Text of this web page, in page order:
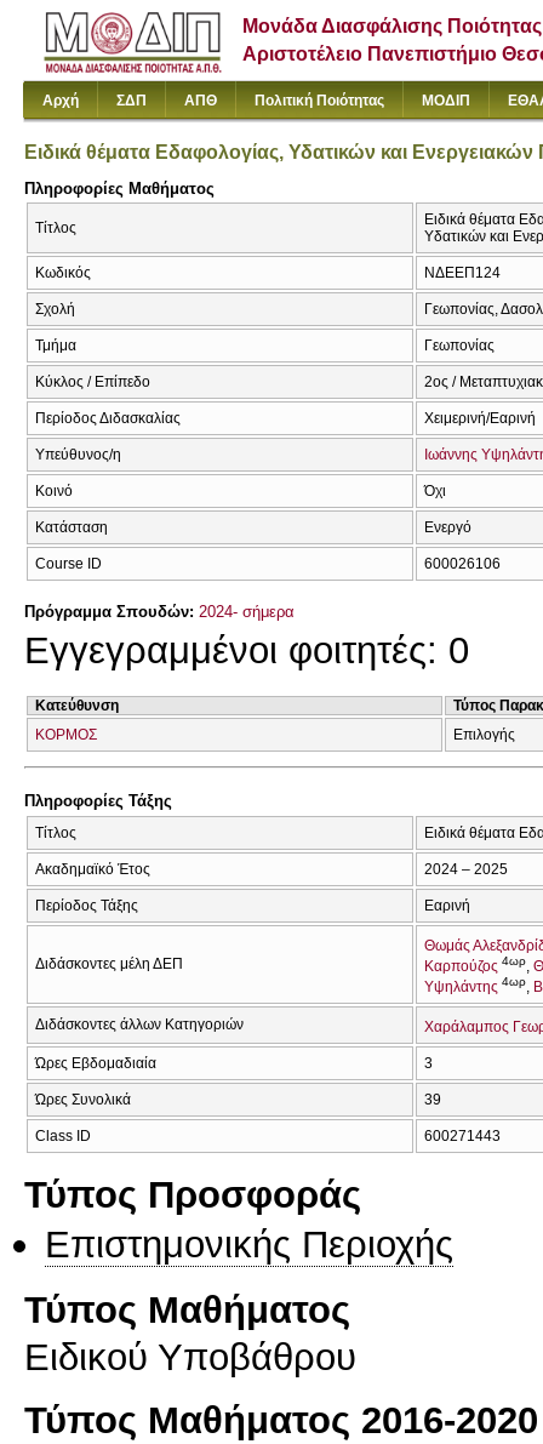
Μονάδα Διασφάλισης Ποιότητας
Αριστοτέλειο Πανεπιστήμιο
Αρχή ΣΔΠ ΑΠΘ Πολιτική Ποιότητας ΜΟΔΙΠ
Ειδικά θέματα Εδαφολογίας, Υδατικών και
Πληροφορίες Μαθήματος
Τίτλος
Ειδικά θέματα
Υδατικών και
Κωδικός ΝΔΕΕΠ124
Σχολή Γεωπονίας,
Τμήμα Γεωπονίας
Κύκλος / Επίπεδο 2ος /
Περίοδος Διδασκαλίας Χειμερινή/Εαρινή
Υπεύθυνος/η Ιωάννης
Κοινό Όχι
Κατάσταση Ενεργό
Course ID 600026106
Πρόγραμμα Σπουδών: 2024- σήμερα
Εγγεγραμμένοι φοιτητές: 0
Κατεύθυνση
Τύπος
ΚΟΡΜΟΣ
Επιλογής
Πληροφορίες Τάξης
Τίτλος Ειδικά θέματα
Ακαδημαϊκό Έτος 2024 – 2025
Περίοδος Τάξης Εαρινή
Διδάσκοντες μέλη ΔΕΠ
Θωμάς
Καρπούζος 4ωρ
Υψηλάντης 4ωρ
Διδάσκοντες άλλων Κατηγοριών Χαράλαμπος
Ώρες Εβδομαδιαία 3
Ώρες Συνολικά 39
Class ID 600271443
Τύπος Προσφοράς
Επιστημονικής Περιοχής
Τύπος Μαθήματος
Ειδικού Υποβάθρου
Τύπος Μαθήματος 2016-2020